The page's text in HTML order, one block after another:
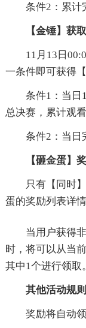
条件2：累计
【金锤】获
11月13日
一条件即可获得【
条件1：当日
总决赛，累计观
条件2：当日
【砸金蛋】
只有【同时
蛋的奖励列表详情
当用户获得
时，将可以从当
其中1个进行领取。
其他活动规
奖励将自动